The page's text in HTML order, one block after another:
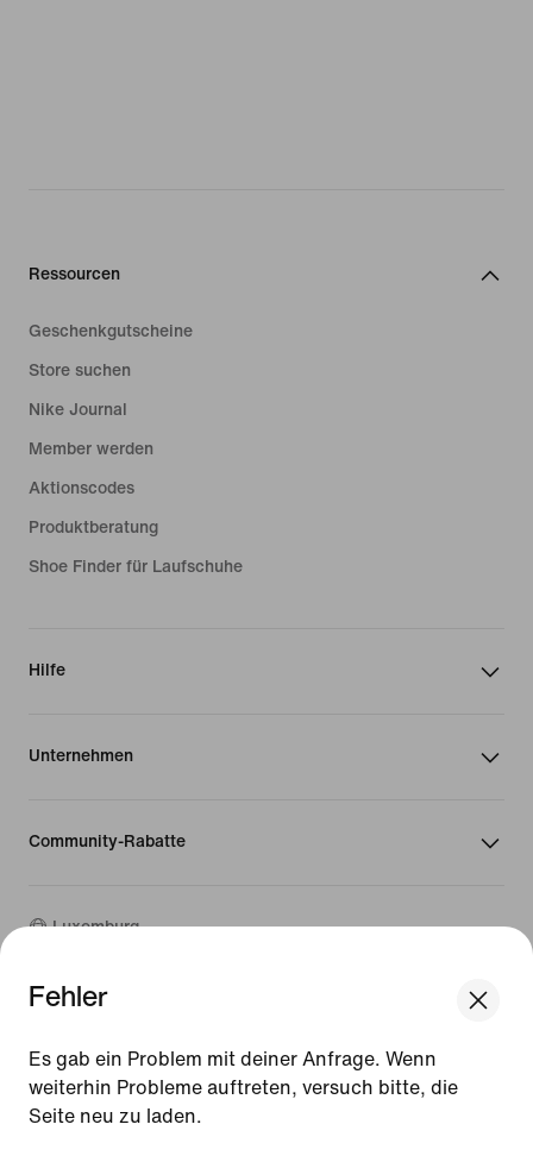
Update your location?
Luxemburg
Fehler
Es gab ein Problem mit deiner Anfrage. Wenn
weiterhin Probleme auftreten, versuch bitte, die
Seite neu zu laden.
Ressourcen
Geschenkgutscheine
Store suchen
Nike Journal
Member werden
Aktionscodes
Produktberatung
Shoe Finder für Laufschuhe
Hilfe
Unternehmen
Community-Rabatte
Luxemburg
© 2026Nike, Inc. Alle Rechte vorbehalten
Nutzungsbedingungen
Verkaufsbedingungen
Impressum